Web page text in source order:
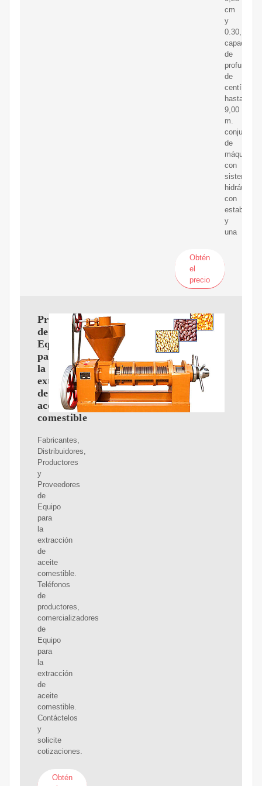
cm
y
0.30,
capacidad
de
de
hasta
9,00
m.
conjunto
de
máquinas
con
sistema
hidráulico
con
y
una
Obtén
el
precio
Proveedores
de
Equipo
para
la
extracción
de
aceite
comestible
Fabricantes,
Distribuidores,
Productores
y
Proveedores
de
Equipo
para
la
extracción
de
aceite
comestible.
Teléfonos
de
productores,
comercializadores
de
Equipo
para
la
extracción
de
aceite
comestible.
Contáctelos
y
solicite
cotizaciones.
Obtén